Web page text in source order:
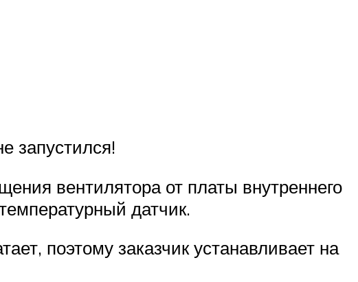
запустился!
вентилятора от платы внутреннего
датчик.
поэтому заказчик устанавливает на